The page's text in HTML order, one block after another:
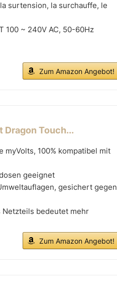
surtension, la surchauffe, le
100 ~ 240V AC, 50-60Hz
Zum Amazon Angebot!
Touch...
myVolts, 100% kompatibel mit
geeignet
gesichert gegen
Netzteils bedeutet mehr
Zum Amazon Angebot!